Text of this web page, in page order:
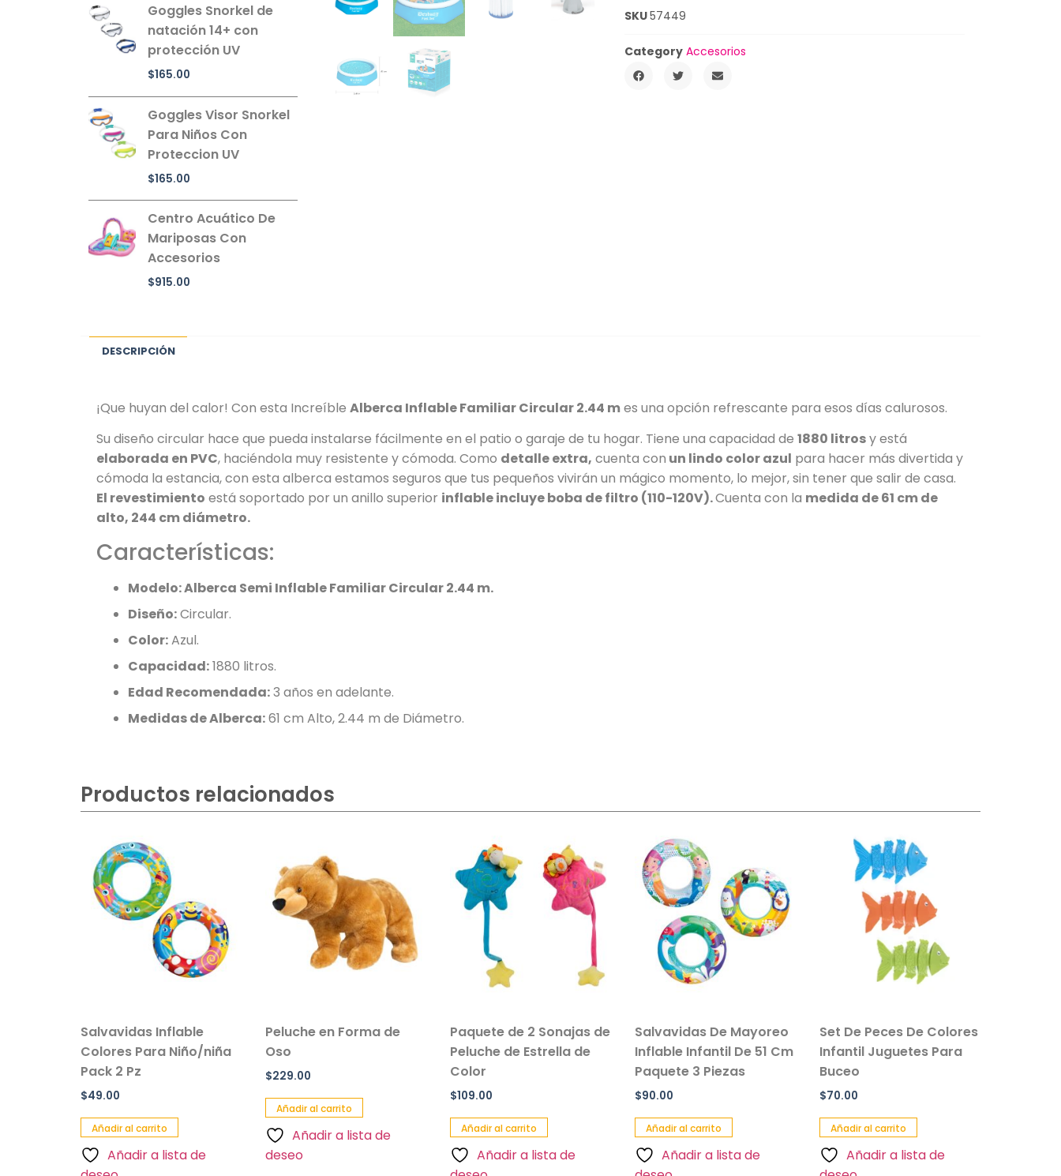
Goggles Snorkel de
natación 14+ con
protección UV
$165.00
Goggles Visor Snorkel
Para Niños Con
Proteccion UV
$165.00
Centro Acuático De
Mariposas Con
Accesorios
$915.00
SKU57449
Category Accesorios
DESCRIPCIÓN
¡Que huyan del calor! Con esta Increíble Alberca Inflable FamiliarCircular 2.44 mes una opción refrescante para esos días calurosos.
Su diseño circular hace que pueda instalarse fácilmente en el patio o garaje de tu hogar. Tiene una capacidad de 1880 litrosy está
elaborada en PVC, haciéndola muy resistente y cómoda. Como detalle extra, cuenta con un lindo color azul para hacer más divertida y
cómoda la estancia, con esta alberca estamos seguros que tus pequeños vivirán un mágico momento, lo mejor, sin tener que salir de casa.
El revestimiento está soportado por un anillo superior inflable incluye boba de filtro (110-120V).Cuenta con la medida de 61 cm de
alto, 244 cm diámetro.
Características:
Modelo: Alberca Semi Inflable Familiar Circular 2.44 m.
Diseño:Circular.
Color:Azul.
Capacidad:1880 litros.
Edad Recomendada:3 años en adelante.
Medidas de Alberca:61 cm Alto, 2.44 m de Diámetro.
Productos relacionados
Salvavidas Inflable
Colores Para Niño/niña
Pack 2 Pz
$49.00
Añadir al carrito
Añadir a lista de
Peluche en Forma de
Oso
$229.00
Añadir al carrito
Añadir a lista de
deseo
Paquete de 2 Sonajas de
Peluche de Estrella de
Color
$109.00
Añadir al carrito
Añadir a lista de
Salvavidas De Mayoreo
Inflable Infantil De 51 Cm
Paquete 3 Piezas
$90.00
Añadir al carrito
Añadir a lista de
Set De Peces De Colores
Infantil Juguetes Para
Buceo
$70.00
Añadir al carrito
Añadir a lista de